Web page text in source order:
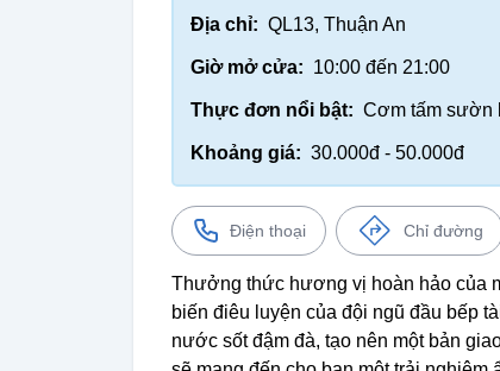
Địa chỉ: QL13, Thuận An
Giờ mở cửa: 10:00 đến 21:00
Thực đơn nổi bật: Cơm tấm sườn
Khoảng giá: 30.000đ - 50.000đ
Điện thoại Chỉ đường
Thưởng thức hương vị hoàn hảo của
biến điêu luyện của đội ngũ đầu bếp
nước sốt đậm đà, tạo nên một bản